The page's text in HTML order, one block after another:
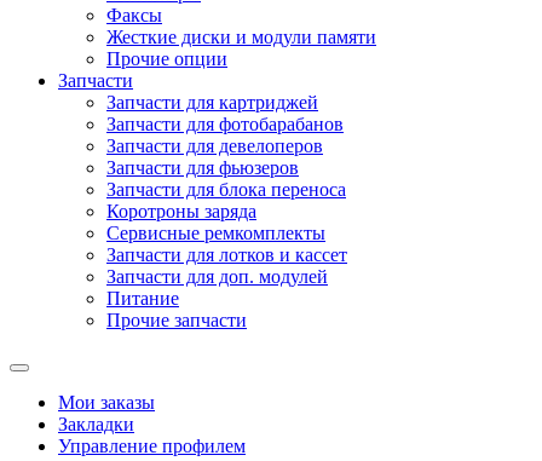
Факсы
Жесткие диски и модули памяти
Прочие опции
Запчасти
Запчасти для картриджей
Запчасти для фотобарабанов
Запчасти для девелоперов
Запчасти для фьюзеров
Запчасти для блока переноса
Коротроны заряда
Сервисные ремкомплекты
Запчасти для лотков и кассет
Запчасти для доп. модулей
Питание
Прочие запчасти
Мои заказы
Закладки
Управление профилем